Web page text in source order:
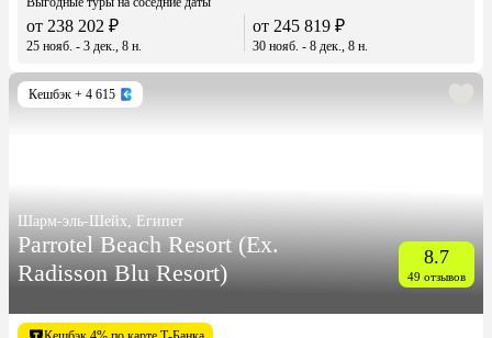
от 238 202 ₽
25 нояб. - 3 дек., 8 н.
от 245 819 ₽
30 нояб. - 8 дек., 8 н.
Кешбэк + 4 615
Шарм-эль-Шейх, Египет
Parrotel Beach Resort (Ex.
Radisson Blu Resort)
8.7
49 отзывов